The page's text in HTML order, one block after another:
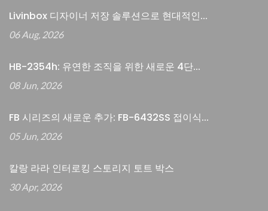
Livinbox 디자이너 저장 솔루션으로 현대적인...
06 Aug, 2026
HB-2354h: 유연한 조직을 위한 새로운 4단...
08 Jun, 2026
FB 시리즈의 새로운 추가: FB-6432SS 접이식...
05 Jun, 2026
칼랑 라라 인터로킹 스토리지 토트 박스
30 Apr, 2026